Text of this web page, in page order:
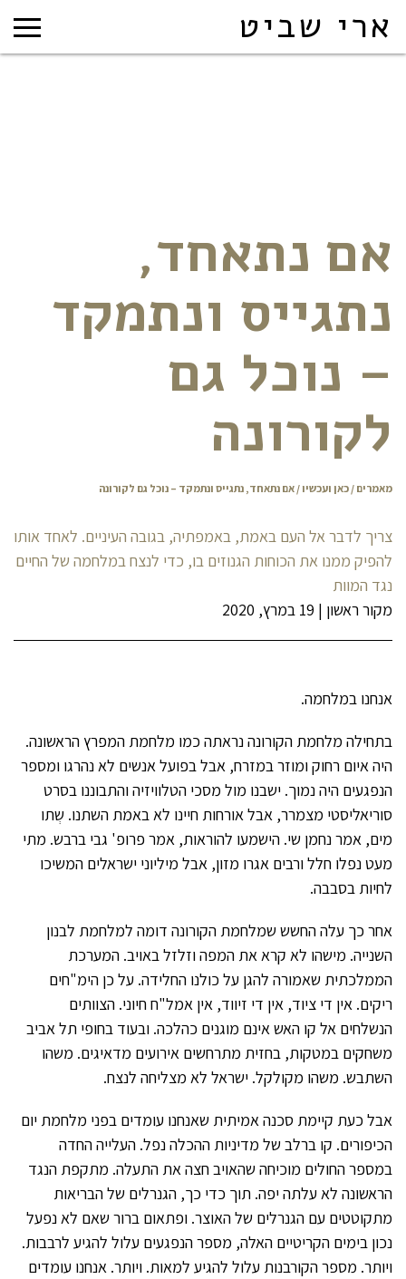
ארי שביט
אם נתאחד,
נתגייס ונתמקד
– נוכל גם
לקורונה
מאמרים / כאן ועכשיו / אם נתאחד, נתגייס ונתמקד – נוכל גם לקורונה
צריך לדבר אל העם באמת, באמפתיה, בגובה העיניים. לאחד אותו
להפיק ממנו את הכוחות הגנוזים בו, כדי לנצח במלחמה של החיים
נגד המוות
מקור ראשון | 19 במרץ, 2020
אנחנו במלחמה.
בתחילה מלחמת הקורונה נראתה כמו מלחמת המפרץ הראשונה.
היה איום רחוק ומוזר במזרח, אבל בפועל אנשים לא נהרגו ומספר
הנפגעים היה נמוך. ישבנו מול מסכי הטלוויזיה והתבוננו בסרט
סוריאליסטי מצמרר, אבל אורחות חיינו לא באמת השתנו. שְתו
מים, אמר נחמן שי. הישמעו להוראות, אמר פרופ' גבי ברבש. מתי
מעט נפלו חלל ורבים אגרו מזון, אבל מיליוני ישראלים המשיכו
לחיות בסבבה.
אחר כך עלה החשש שמלחמת הקורונה דומה למלחמת לבנון
השנייה. מישהו לא קרא את המפה וזלזל באויב. המערכת
הממלכתית שאמורה להגן על כולנו החלידה. על כן הימ"חים
ריקים. אין די ציוד, אין די זיווד, אין אמל"ח חיוני. הצוותים
הנשלחים אל קו האש אינם מוגנים כהלכה. ובעוד בחופי תל אביב
משחקים במטקות, בחזית מתרחשים אירועים מדאיגים. משהו
השתבש. משהו מקולקל. ישראל לא מצליחה לנצח.
אבל כעת קיימת סכנה אמיתית שאנחנו עומדים בפני מלחמת יום
הכיפורים. קו ברלב של מדיניות ההכלה נפל. העלייה החדה
במספר החולים מוכיחה שהאויב חצה את התעלה. מתקפת הנגד
הראשונה לא עלתה יפה. תוך כדי כך, הגנרלים של הבריאות
מתקוטטים עם הגנרלים של האוצר. ופתאום ברור שאם לא נפעל
נכון בימים הקריטיים האלה, מספר הנפגעים עלול להגיע לרבבות.
ויותר. מספר הקורבנות עלול להגיע למאות. ויותר. אנחנו עומדים